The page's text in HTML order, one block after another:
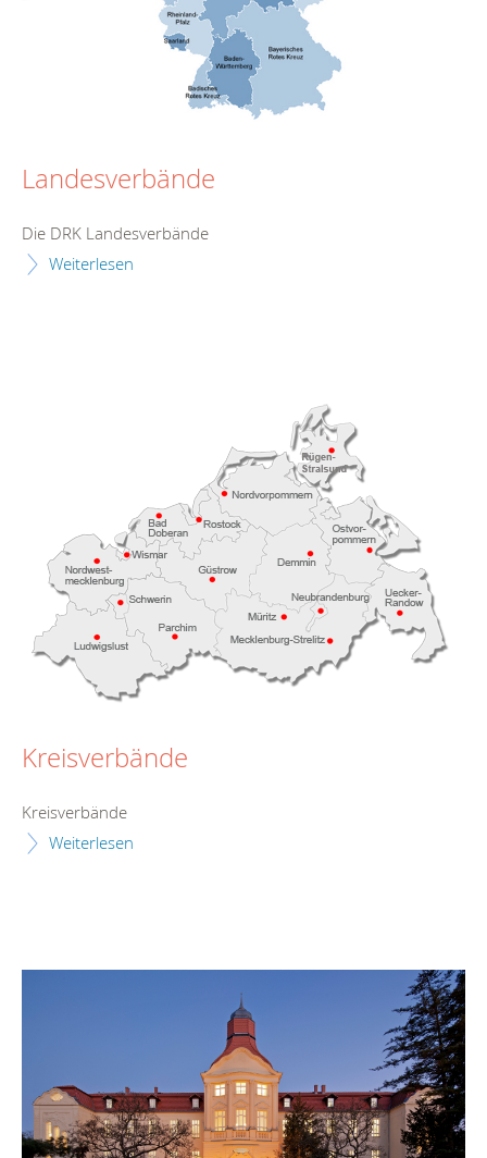
Landesverbände
Die DRK Landesverbände
Weiterlesen
Kreisverbände
Kreisverbände
Weiterlesen